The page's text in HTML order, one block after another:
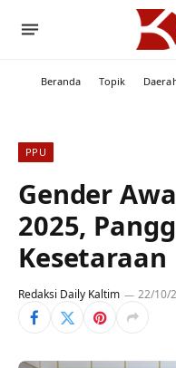
Beranda Topik
PPU
Gender
2025,
Kesetaraan
Redaksi Daily Kaltim 22/10/